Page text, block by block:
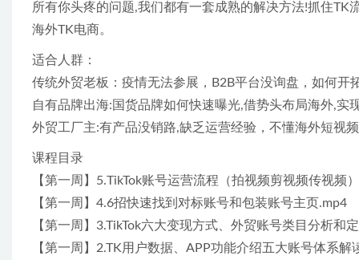
所有你头疼的问题,我们都有一套成熟的解决方法!抓住
海外TK电商。
适合人群：
传统外贸老板：疫情无法参展，B2B平台没询盘，如何开
自有品牌出海:国货品牌如何快速曝光,借势头布局海外,实
外贸工厂主:有产品没销路,缺乏运营经验，不懂海外短视
课程目录
【第一周】5.TikTok账号运营流程（拍视频剪视频传视频
【第一周】4.6招快速找到对标账号和包装账号主页.mp4
【第一周】3.TikTok六大变现方式、外贸账号类目分析和
【第一周】2.TK用户数据、APP功能介绍五大账号体系解